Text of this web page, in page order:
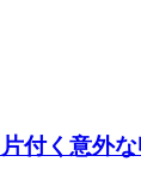
付く意外